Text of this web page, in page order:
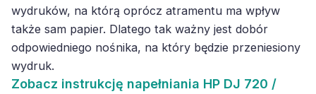
wydruków, na którą oprócz atramentu ma wpływ
także sam papier. Dlatego tak ważny jest dobór
odpowiedniego nośnika, na który będzie przeniesiony
wydruk.
Zobacz instrukcję napełniania HP DJ 720 /